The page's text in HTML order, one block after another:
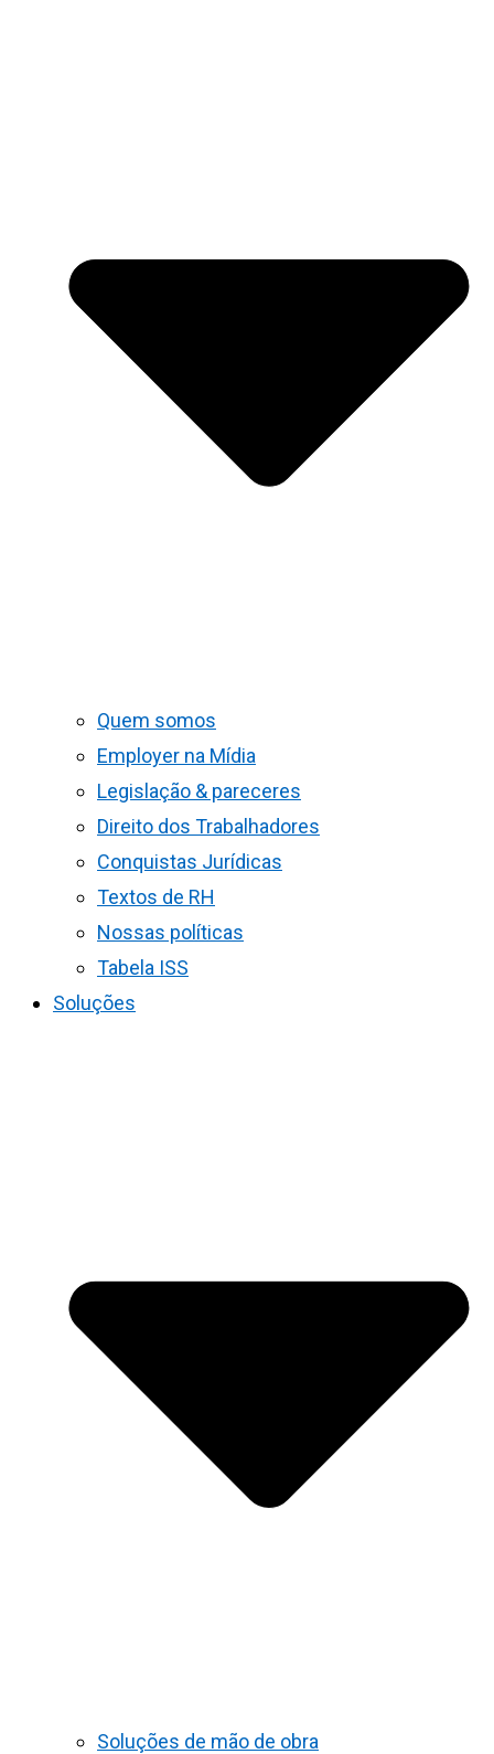
Quem somos
Employer na Mídia
Legislação & pareceres
Direito dos Trabalhadores
Conquistas Jurídicas
Textos de RH
Nossas políticas
Tabela ISS
Soluções
Soluções de mão de obra